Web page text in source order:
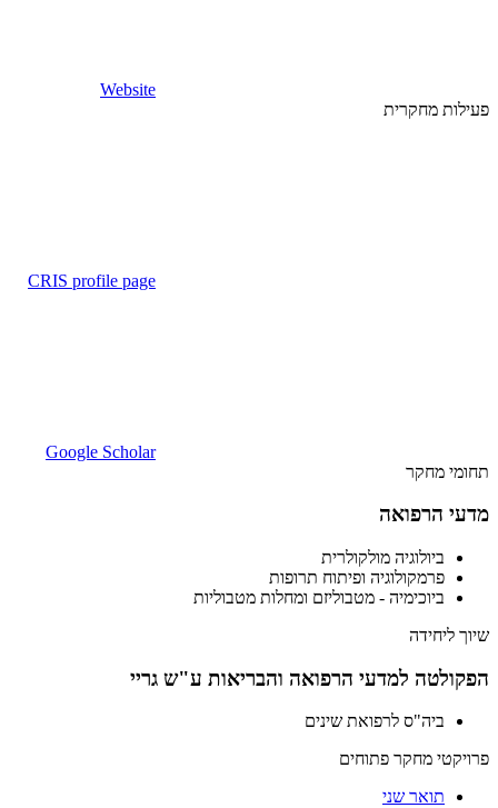
Website
פעילות מחקרית
CRIS profile page
Google Scholar
תחומי מחקר
מדעי הרפואה
ביולוגיה מולקולרית
פרמקולוגיה ופיתוח תרופות
ביוכימיה - מטבוליזם ומחלות מטבוליות
שיוך ליחידה
הפקולטה למדעי הרפואה והבריאות ע"ש גריי
ביה"ס לרפואת שינים
פרויקטי מחקר פתוחים
תואר שני